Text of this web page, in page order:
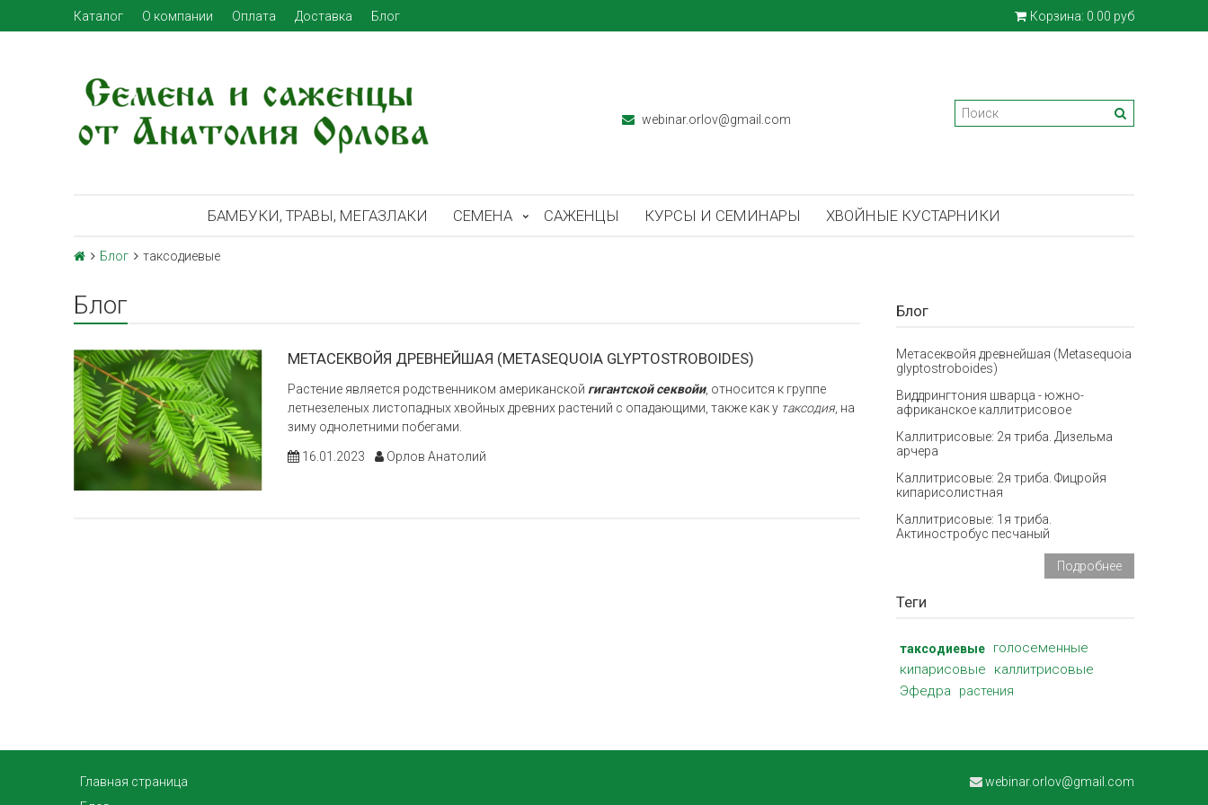
Каталог О компании Оплата Доставка Блог Корзина: 0.00 руб
webinar.orlov@gmail.com
БАМБУКИ, ТРАВЫ, МЕГАЗЛАКИ СЕМЕНА САЖЕНЦЫ КУРСЫ И СЕМИНАРЫ ХВОЙНЫЕ КУСТАРНИКИ
Блог таксодиевые
Блог
МЕТАСЕКВОЙЯ ДРЕВНЕЙШАЯ (METASEQUOIA GLYPTOSTROBOIDES)
Растение является родственником американской гигантской секвойи, относится к группе
летнезеленых листопадных хвойных древних растений с опадающими, также как у таксодия, на
зиму однолетними побегами.
16.01.2023 Орлов Анатолий
Блог
Метасеквойя древнейшая (Metasequoia
glyptostroboides)
Виддрингтония шварца - южно-
африканское каллитрисовое
Каллитрисовые: 2я триба. Дизельма
арчера
Каллитрисовые: 2я триба. Фицройя
кипарисолистная
Каллитрисовые: 1я триба.
Актиностробус песчаный
Подробнее
Теги
таксодиевые
голосеменные
кипарисовые
каллитрисовые
Эфедра
растения
Главная страница
webinar.orlov@gmail.com